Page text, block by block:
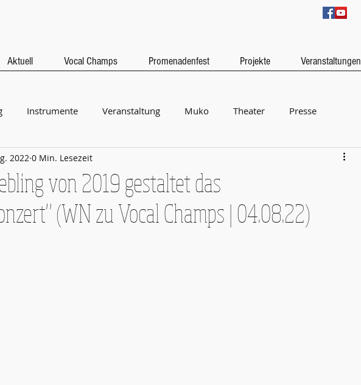
Aktuell Vocal Champs Promenadenfest Projekte Veranstaltungen
Instrumente Veranstaltung Muko Theater Presse
Projekte Webseite
von 2019 gestaltet das
(WN zu Vocal Champs | 04.08.22)
2022 0 Min. Lesezeit